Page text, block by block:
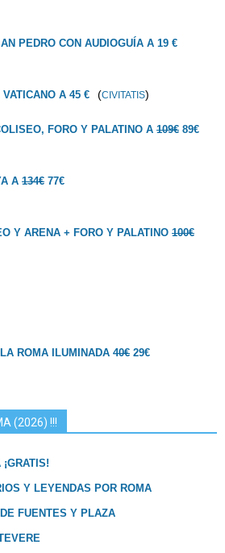
PEDRO CON AUDIOGUÍA A 19 €
A 45 € (CIVITATIS)
FORO Y PALATINO A 109€ 89€
A 134€ 77€
Y ARENA + FORO Y PALATINO 100€
ROMA ILUMINADA 40€ 29€
(2026) !!!
Y LEYENDAS POR ROMA
FUENTES Y PLAZA